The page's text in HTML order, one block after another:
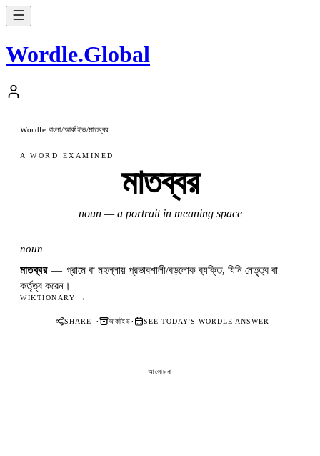
Wordle.Global
Wordle বাংলা/আর্কাইভ/মাতব্বর
A WORD EXAMINED
মাতব্বর
noun — a portrait in meaning space
noun
মাতব্বর — গ্রামে বা মহল্লায় প্রভাবশালী/বড়লোক ব্যক্তি, যিনি নেতৃত্ব বা
কর্তৃত্ব করেন।
WIKTIONARY →
SHARE · আর্কাইভ· SEE TODAY'S WORDLE ANSWER
আলোচনা